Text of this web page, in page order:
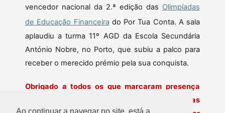
vencedor nacional da 2.ª edição das Olimpíadas
de Educação Financeira do Por Tua Conta. A sala
aplaudiu a turma 11º AGD da Escola Secundária
António Nobre, no Porto, que subiu a palco para
receber o merecido prémio pela sua conquista.
Obrigado a todos os que marcaram presença
neste evento! Esperamos vê-los em próximas